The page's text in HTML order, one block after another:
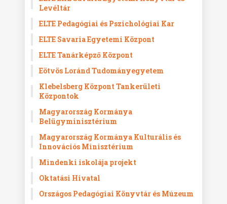
Levéltár
ELTE Pedagógiai és Pszichológiai Kar
ELTE Savaria Egyetemi Központ
ELTE Tanárképző Központ
Eötvös Loránd Tudományegyetem
Klebelsberg Központ Tankerületi
Központok
Magyarország Kormánya
Belügyminisztérium
Magyarország Kormánya Kulturális és
Innovációs Minisztérium
Mindenki iskolája projekt
Oktatási Hivatal
Országos Pedagógiai Könyvtár és Múzeum